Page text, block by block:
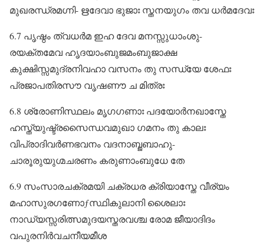
മുഖരന്ധ്രമഗ്നി- ഋദേവാ ഭുജാഃ സ്തനയുഗം തവ ധർമദേവഃ
6.7 പൃഷ്ഠം ത്വധർമ ഇഹ ദേവ മനസ്സുധാംശു-
രയക്തമേവ ഹൃദയാംബുജമംബുജാക്ഷ
കുക്ഷിസ്സമുദ്രനിവഹാ വസനം തു സന്ധ്യേ ശേഫഃ
പ്രജാപതിരസൗ വൃഷണൗ ച മിത്രഃ
6.8 ശ്രോണിസ്ഥലം മൃഗഗണാഃ പദയോർനഖാസ്തേ
ഹസ്ത്യുഷ്ട്രസൈന്ധവമുഖാ ഗമനം തു കാലഃ
വിപ്രാദിവർണഭവനം വദനാബ്ജബാഹു-
ചാരൂരുയുഗ്മചരണം കരുണാംബുധേ തേ
6.9 സംസാരചക്രമയി ചക്രധര ക്രിയാസ്തേ വീര്യം
മഹാസുരഗണോƒസ്ഥികുലാനി ശൈലാഃ
നാഡ്യസ്സരിത്സമുദയസ്തരവശ്ച രോമ ജീയാദിദം
വപുരനിർവചനീയമീശ